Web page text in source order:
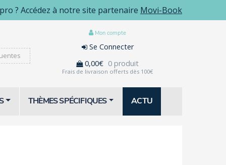
? Accédez à notre site partenaire Movi-Book
Mon compte
Se Connecter
0,00€ 0 produit
Frais de livraison offerts dès 100€
THÈMES SPÉCIFIQUES ACTU